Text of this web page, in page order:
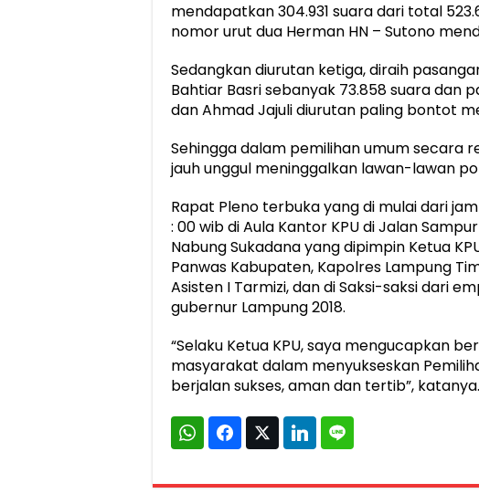
mendapatkan 304.931 suara dari total
nomor urut dua Herman HN – Sutono
Sedangkan diurutan ketiga, diraih
Bahtiar Basri sebanyak 73.858 suara dan
dan Ahmad Jajuli diurutan paling bontot
Sehingga dalam pemilihan umum secara
jauh unggul meninggalkan lawan-lawan
Rapat Pleno terbuka yang di mulai dari
: 00 wib di Aula Kantor KPU di Jalan
Nabung Sukadana yang dipimpin Ketua
Panwas Kabupaten, Kapolres Lampung
Asisten I Tarmizi, dan di Saksi-saksi dari
gubernur Lampung 2018.
“Selaku Ketua KPU, saya mengucapkan
masyarakat dalam menyukseskan
berjalan sukses, aman dan tertib”,